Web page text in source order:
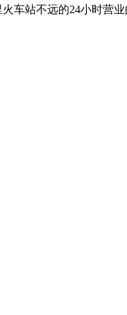
车站不远的24小时营